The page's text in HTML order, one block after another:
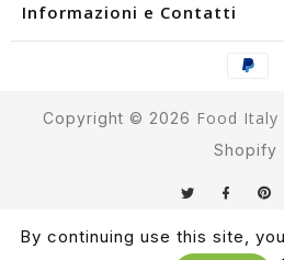
Informazioni e Contatti
Copyright © 2026 Food Italy
Shopify
Twitter
By continuing use this site,